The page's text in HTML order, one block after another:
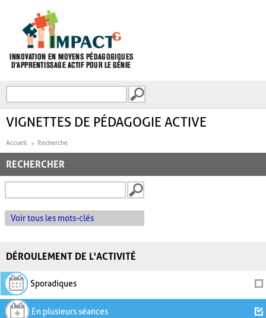
FORMULAIRE DE
VIGNETTES DE PÉDAGOGIE ACTIVE
Accueil Recherche
RECHERCHER
Voir tous les mots-clés
DÉROULEMENT DE L'ACTIVITÉ
Sporadiques
En plusieurs séances